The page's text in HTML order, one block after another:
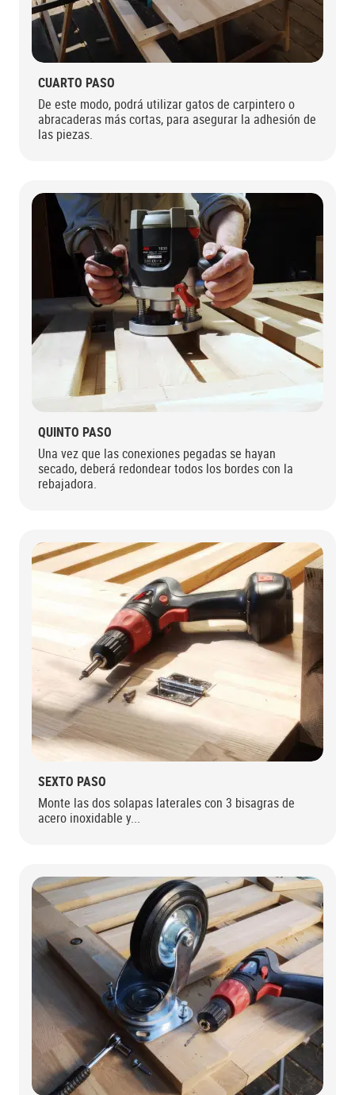
CUARTO PASO
De este modo, podrá utilizar gatos de carpintero o
abracaderas más cortas, para asegurar la adhesión de
las piezas.
QUINTO PASO
Una vez que las conexiones pegadas se hayan
secado, deberá redondear todos los bordes con la
rebajadora.
SEXTO PASO
Monte las dos solapas laterales con 3 bisagras de
acero inoxidable y...